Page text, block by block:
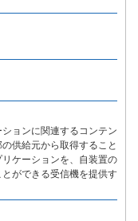
ョンに関連するコンテン
供給元から取得すること
ケーションを、自装置の
ができる受信機を提供す